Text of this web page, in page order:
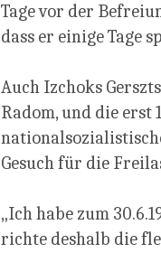
Tage vor der
dass er einige Tage
Auch Izchoks
Radom, und die erst
Gesuch für die
„Ich habe zum
richte deshalb die